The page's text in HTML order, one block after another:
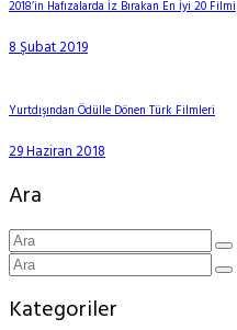
2018’in Hafızalarda İz Bırakan En İyi 20 Filmi
8 Şubat 2019
Yurtdışından Ödülle Dönen Türk Filmleri
29 Haziran 2018
Ara
Kategoriler